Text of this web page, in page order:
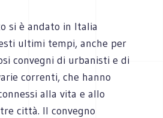
si è andato in Italia
ultimi tempi, anche per
convegni di urbanisti e di
correnti, che hanno
alla vita e allo
città. Il convegno